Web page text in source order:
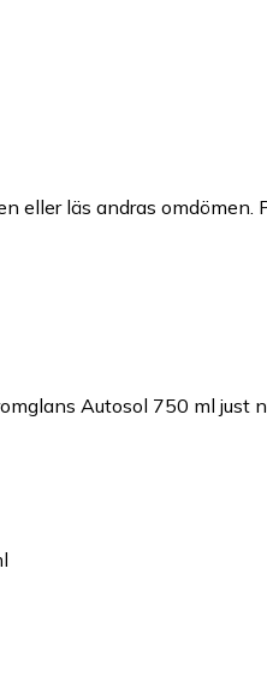
eller läs andras
Autosol 750 ml just